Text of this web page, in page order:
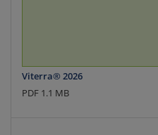
Viterra® 2026
PDF 1.1 MB